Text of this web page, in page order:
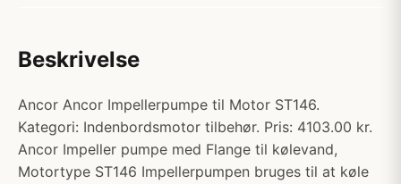
Beskrivelse
Ancor Ancor Impellerpumpe til Motor ST146.
Kategori: Indenbordsmotor tilbehør. Pris: 4103.00 kr.
Ancor Impeller pumpe med Flange til kølevand,
Motortype ST146 Impellerpumpen bruges til at køle